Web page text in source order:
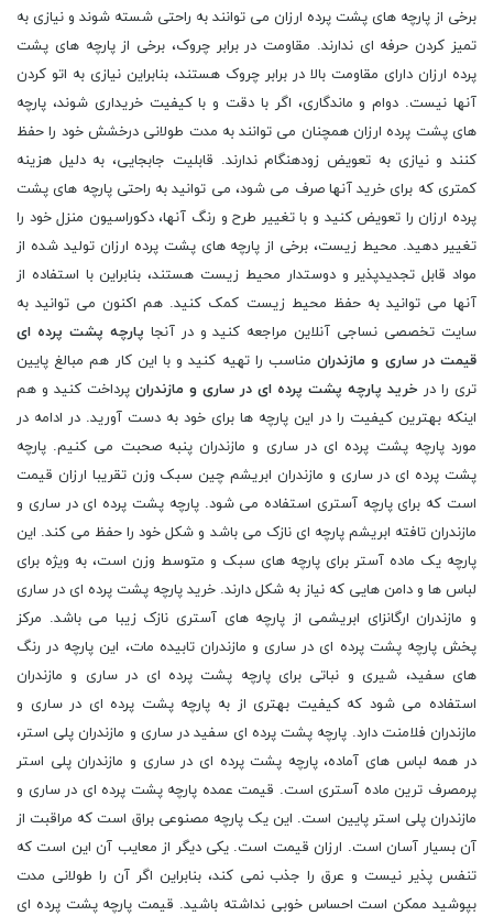
برخی از پارچه های پشت پرده ارزان می توانند به راحتی شسته شوند و نیازی به
تمیز کردن حرفه ای ندارند. مقاومت در برابر چروک، برخی از پارچه های پشت
پرده ارزان دارای مقاومت بالا در برابر چروک هستند، بنابراین نیازی به اتو کردن
آنها نیست. دوام و ماندگاری، اگر با دقت و با کیفیت خریداری شوند، پارچه
های پشت پرده ارزان همچنان می توانند به مدت طولانی درخشش خود را حفظ
کنند و نیازی به تعویض زودهنگام ندارند. قابلیت جابجایی، به دلیل هزینه
کمتری که برای خرید آنها صرف می شود، می توانید به راحتی پارچه های پشت
پرده ارزان را تعویض کنید و با تغییر طرح و رنگ آنها، دکوراسیون منزل خود را
تغییر دهید. محیط زیست، برخی از پارچه های پشت پرده ارزان تولید شده از
مواد قابل تجدیدپذیر و دوستدار محیط زیست هستند، بنابراین با استفاده از
آنها می توانید به حفظ محیط زیست کمک کنید. هم اکنون می توانید به
سایت تخصصی نساجی آنلاین مراجعه کنید و در آنجا پارچه پشت پرده ای
قیمت در ساری و مازندرانمناسب را تهیه کنید و با این کار هم مبالغ پایین
تری را در خرید پارچه پشت پرده ای در ساری و مازندران پرداخت کنید و هم
اینکه بهترین کیفیت را در این پارچه ها برای خود به دست آورید. در ادامه در
مورد پارچه پشت پرده ای در ساری و مازندران پنبه صحبت می کنیم. پارچه
پشت پرده ای در ساری و مازندران ابریشم چین سبک وزن تقریبا ارزان قیمت
است که برای پارچه آستری استفاده می شود. پارچه پشت پرده ای در ساری و
مازندران تافته ابریشم پارچه ای نازک می باشد و شکل خود را حفظ می کند. این
پارچه یک ماده آستر برای پارچه های سبک و متوسط وزن است، به ویژه برای
لباس ها و دامن هایی که نیاز به شکل دارند. خرید پارچه پشت پرده ای در ساری
و مازندران ارگانزای ابریشمی از پارچه های آستری نازک زیبا می باشد. مرکز
پخش پارچه پشت پرده ای در ساری و مازندران تابیده مات، این پارچه در رنگ
های سفید، شیری و نباتی برای پارچه پشت پرده ای در ساری و مازندران
استفاده می شود که کیفیت بهتری از به پارچه پشت پرده ای در ساری و
مازندران فلامنت دارد. پارچه پشت پرده ای سفید در ساری و مازندران پلی استر،
در همه لباس های آماده، پارچه پشت پرده ای در ساری و مازندران پلی استر
پرمصرف ترین ماده آستری است. قیمت عمده پارچه پشت پرده ای در ساری و
مازندران پلی استر پایین است. این یک پارچه مصنوعی براق است که مراقبت از
آن بسیار آسان است. ارزان قیمت است. یکی دیگر از معایب آن این است که
تنفس پذیر نیست و عرق را جذب نمی کند، بنابراین اگر آن را طولانی مدت
بپوشید ممکن است احساس خوبی نداشته باشید. قیمت پارچه پشت پرده ای